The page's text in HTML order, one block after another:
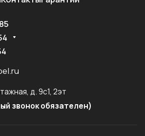
д. 9с1, 2эт
звонок обязателен)